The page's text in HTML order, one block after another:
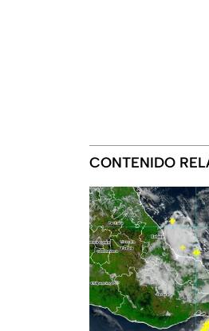
CONTENIDO